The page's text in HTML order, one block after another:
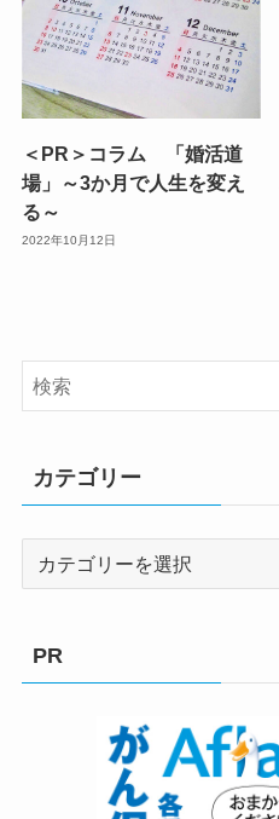
＜PR＞コラム 「婚活道
場」～3か月で人生を変え
る～
2022年10月12日
カテゴリー
PR